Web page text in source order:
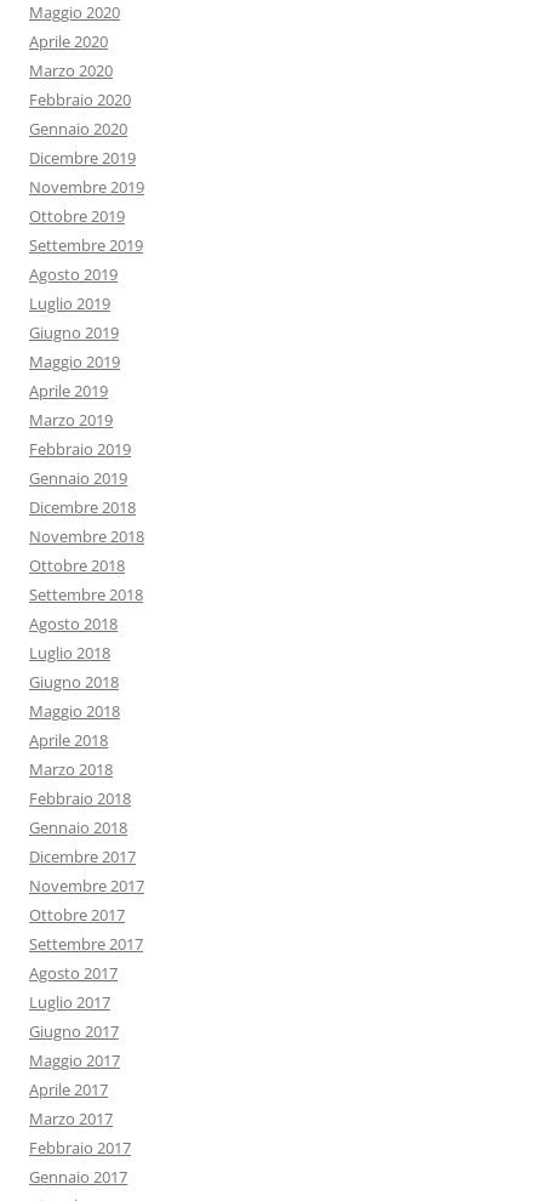
Maggio 2020
Aprile 2020
Marzo 2020
Febbraio 2020
Gennaio 2020
Dicembre 2019
Novembre 2019
Ottobre 2019
Settembre 2019
Agosto 2019
Luglio 2019
Giugno 2019
Maggio 2019
Aprile 2019
Marzo 2019
Febbraio 2019
Gennaio 2019
Dicembre 2018
Novembre 2018
Ottobre 2018
Settembre 2018
Agosto 2018
Luglio 2018
Giugno 2018
Maggio 2018
Aprile 2018
Marzo 2018
Febbraio 2018
Gennaio 2018
Dicembre 2017
Novembre 2017
Ottobre 2017
Settembre 2017
Agosto 2017
Luglio 2017
Giugno 2017
Maggio 2017
Aprile 2017
Marzo 2017
Febbraio 2017
Gennaio 2017